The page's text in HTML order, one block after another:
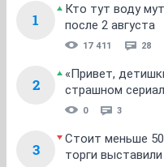
1
Кто тут воду
после 2 августа
17 411 28
2
«Привет,
страшном
0 3
3
Стоит меньше
торги